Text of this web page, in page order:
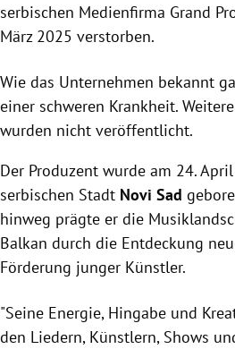
Untermenü
serbischen Medienfirma Grand
März 2025 verstorben.
Wie das Unternehmen bekannt
einer schweren Krankheit.
wurden nicht veröffentlicht.
Der Produzent wurde am 24.
serbischen Stadt Novi Sad
hinweg prägte er die
Balkan durch die Entdeckung
Förderung junger Künstler.
"Seine Energie, Hingabe und
den Liedern, Künstlern, Shows